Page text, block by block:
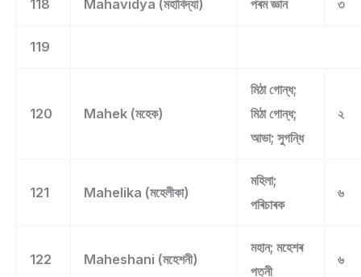
118 Mahavidya (মহাবিদ্যা) পৰম জ্ঞান ৩
119
120 Mahek (মহেক)
মিঠা গোন্ধ;
মিঠা গোন্ধ;
আভা; সুগন্ধি
২
121 Mahelika (মহেলীকা)
মহিলা;
পৰিচাৰক
৬
122 Maheshani (মহেশনী)
মহান; মহেশৰ
পত্নী
৬